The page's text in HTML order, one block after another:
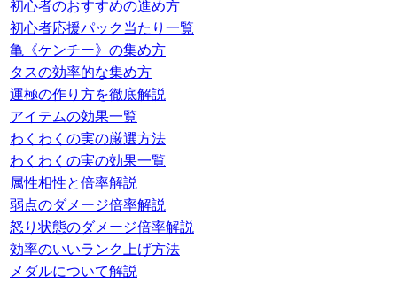
初心者のおすすめの進め方
初心者応援パック当たり一覧
亀《ケンチー》の集め方
タスの効率的な集め方
運極の作り方を徹底解説
アイテムの効果一覧
わくわくの実の厳選方法
わくわくの実の効果一覧
属性相性と倍率解説
弱点のダメージ倍率解説
怒り状態のダメージ倍率解説
効率のいいランク上げ方法
メダルについて解説